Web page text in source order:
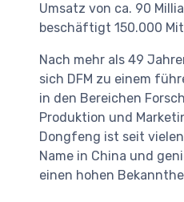
Umsatz von ca. 90
beschäftigt 150.000
Nach mehr als 49
sich DFM zu einem
in den Bereichen
Produktion und
Dongfeng ist seit
Name in China und
einen hohen